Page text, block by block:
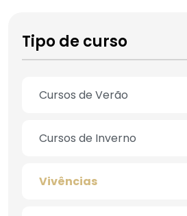
Tipo de curso
Cursos de Verão
Cursos de Inverno
Vivências